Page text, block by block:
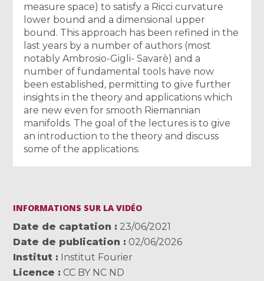
measure space) to satisfy a Ricci curvature
lower bound and a dimensional upper
bound. This approach has been refined in the
last years by a number of authors (most
notably Ambrosio-Gigli- Savarè) and a
number of fundamental tools have now
been established, permitting to give further
insights in the theory and applications which
are new even for smooth Riemannian
manifolds. The goal of the lectures is to give
an introduction to the theory and discuss
some of the applications.
INFORMATIONS SUR LA VIDÉO
Date de captation
23/06/2021
Date de publication
02/06/2026
Institut
Institut Fourier
Licence
CC BY NC ND